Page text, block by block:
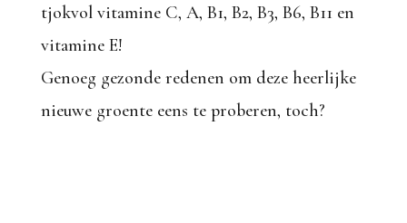
tjokvol vitamine C, A, B1, B2, B3, B6, B11 en
vitamine E!
Genoeg gezonde redenen om deze heerlijke
nieuwe groente eens te proberen, toch?